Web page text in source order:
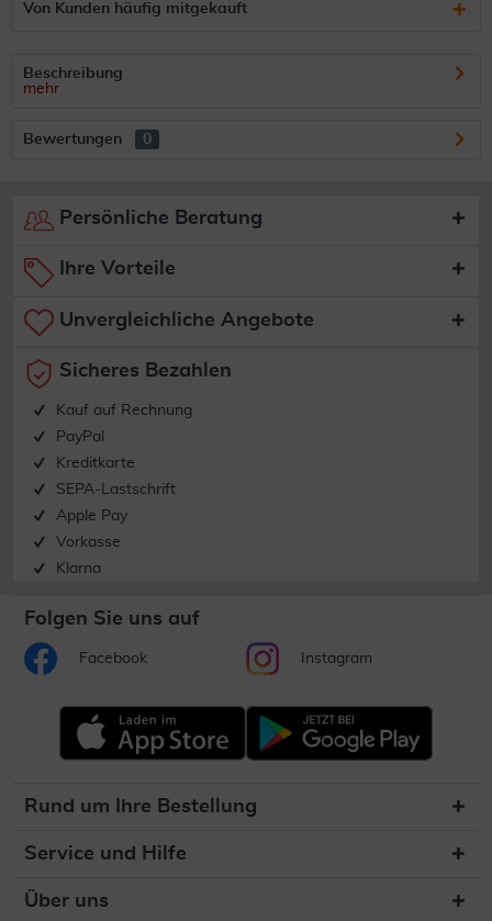
Von Kunden häufig mitgekauft
Beschreibung
mehr
Bewertungen 0
Persönliche Beratung
Ihre Vorteile
Unvergleichliche Angebote
Sicheres Bezahlen
Kauf auf Rechnung
PayPal
Kreditkarte
SEPA-Lastschrift
Apple Pay
Vorkasse
Klarna
Folgen Sie uns auf
Facebook Instagram
Rund um Ihre Bestellung
Service und Hilfe
Über uns